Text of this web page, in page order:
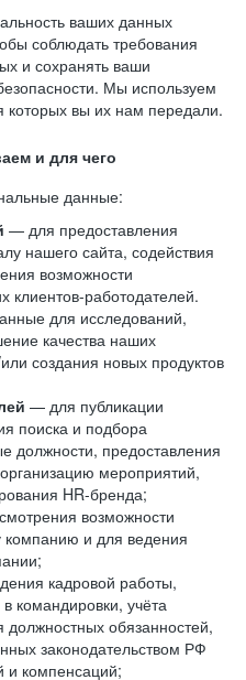
ваших данных
соблюдать требования
и сохранять ваши
Мы используем
которых вы их нам передали.
и для чего
данные:
— для предоставления
нашего сайта, содействия
возможности
клиентов-работодателей.
для исследований,
качества наших
создания новых продуктов
— для публикации
поиска и подбора
должности, предоставления
мероприятий,
HR-бренда;
возможности
компанию и для ведения
кадровой работы,
командировки, учёта
должностных обязанностей,
законодательством РФ
и компенсаций;